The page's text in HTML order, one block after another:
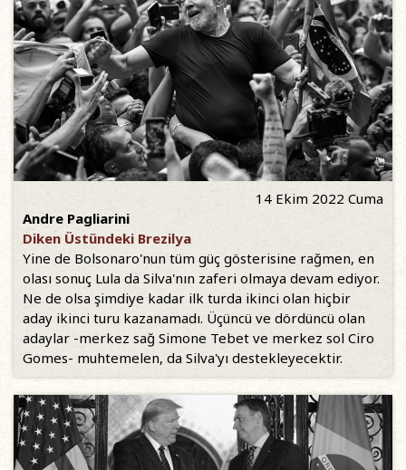
14 Ekim 2022 Cuma
Andre Pagliarini
Diken Üstündeki Brezilya
Yine de Bolsonaro'nun tüm güç gösterisine rağmen, en
olası sonuç Lula da Silva'nın zaferi olmaya devam ediyor.
Ne de olsa şimdiye kadar ilk turda ikinci olan hiçbir
aday ikinci turu kazanamadı. Üçüncü ve dördüncü olan
adaylar -merkez sağ Simone Tebet ve merkez sol Ciro
Gomes- muhtemelen, da Silva'yı destekleyecektir.